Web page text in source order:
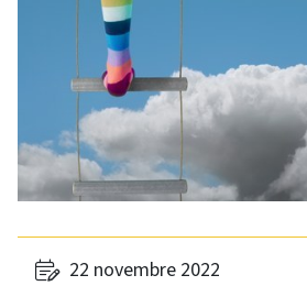
22 novembre 2022